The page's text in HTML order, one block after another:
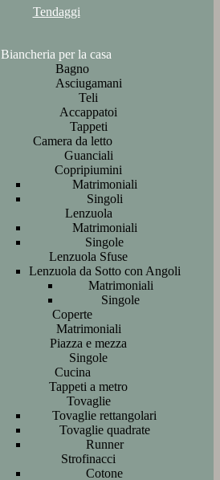
Tendaggi
Biancheria per la casa
Bagno
Asciugamani
Teli
Accappatoi
Tappeti
Camera da letto
Guanciali
Copripiumini
Matrimoniali
Singoli
Lenzuola
Matrimoniali
Singole
Lenzuola Sfuse
Lenzuola da Sotto con Angoli
Matrimoniali
Singole
Coperte
Matrimoniali
Piazza e mezza
Singole
Cucina
Tappeti a metro
Tovaglie
Tovaglie rettangolari
Tovaglie quadrate
Runner
Strofinacci
Cotone